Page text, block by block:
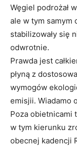
Węgiel podrożał
ale w tym samym
stabilizowały się
odwrotnie.
Prawda jest
płyną z
wymogów
emisjii. Wiadamo
Poza obietnicami
w tym kierunku
obecnej kadencji